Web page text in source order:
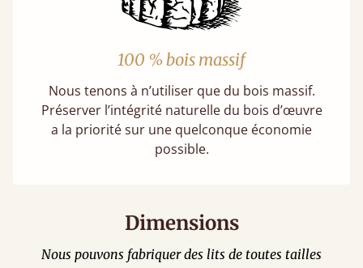
100 % bois massif
Nous tenons à n’utiliser que du bois massif.
Préserver l’intégrité naturelle du bois d’œuvre
a la priorité sur une quelconque économie
possible.
Dimensions
Nous pouvons fabriquer des lits de toutes tailles